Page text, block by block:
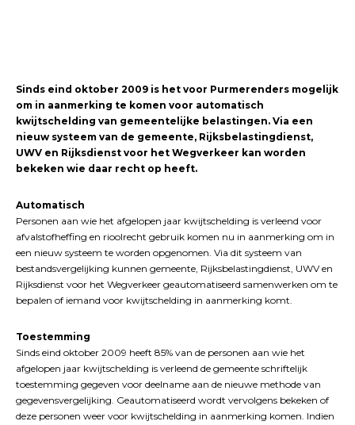
Sinds eind oktober 2009 is het voor Purmerenders mogelijk
om in aanmerking te komen voor automatisch
kwijtschelding van gemeentelijke belastingen. Via een
nieuw systeem van de gemeente, Rijksbelastingdienst,
UWV en Rijksdienst voor het Wegverkeer kan worden
bekeken wie daar recht op heeft.
Automatisch
Personen aan wie het afgelopen jaar kwijtschelding is verleend voor
afvalstofheffing en rioolrecht gebruik komen nu in aanmerking om in
een nieuw systeem te worden opgenomen. Via dit systeem van
bestandsvergelijking kunnen gemeente, Rijksbelastingdienst, UWV en
Rijksdienst voor het Wegverkeer geautomatiseerd samenwerken om te
bepalen of iemand voor kwijtschelding in aanmerking komt.
Toestemming
Sinds eind oktober 2009 heeft 85% van de personen aan wie het
afgelopen jaar kwijtschelding is verleend de gemeente schriftelijk
toestemming gegeven voor deelname aan de nieuwe methode van
gegevensvergelijking. Geautomatiseerd wordt vervolgens bekeken of
deze personen weer voor kwijtschelding in aanmerking komen. Indien